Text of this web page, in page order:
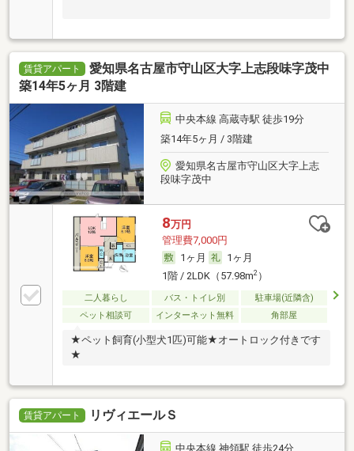
賃貸アパート
愛知県名古屋市守山区大字上志段味字茂中
築14年5ヶ月 3階建
中央本線 高蔵寺駅 徒歩19分
築14年5ヶ月 / 3階建
愛知県名古屋市守山区大字上志
段味字茂中
8万円
管理費7,000円
1ヶ月
1ヶ月
1階 / 2LDK（57.98m2）
二人暮らし バス・トイレ別
駐車場(近隣含)
ペット相談可
インターネット無料 角部屋
★ペット飼育(小型犬1匹)可能★オートロック付きです
★
賃貸アパート リヴィエールＳ
中央本線 神領駅 徒歩24分